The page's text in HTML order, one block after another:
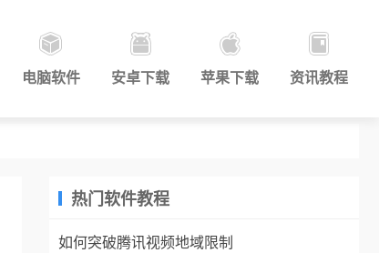
电脑软件 安卓下载 苹果下载 资讯教程
热门软件教程
如何突破腾讯视频地域限制